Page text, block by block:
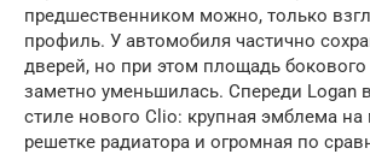
предшественником можно, только
профиль. У автомобиля частично
дверей, но при этом площадь бокового
заметно уменьшилась. Спереди Logan
стиле нового Clio: крупная эмблема
решетке радиатора и огромная по